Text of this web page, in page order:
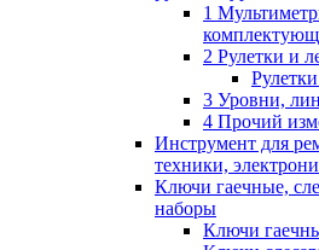
1
2 Рулетки и
3 Уровни,
4 Прочий
Инструмент для
техники,
Ключи гаечные,
наборы
Ключи